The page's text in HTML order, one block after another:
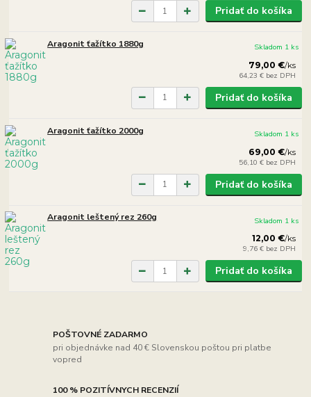
Pridať do košíka
Aragonit ťažítko 1880g
79,00 €/ks
64,23 € bez DPH
Skladom 1 ks
Pridať do košíka
Aragonit ťažítko 2000g
69,00 €/ks
56,10 € bez DPH
Skladom 1 ks
Pridať do košíka
Aragonit leštený rez 260g
12,00 €/ks
9,76 € bez DPH
Skladom 1 ks
Pridať do košíka
POŠTOVNÉ ZADARMO
pri objednávke nad 40 € Slovenskou poštou pri platbe
vopred
100 % POZITÍVNYCH RECENZIÍ